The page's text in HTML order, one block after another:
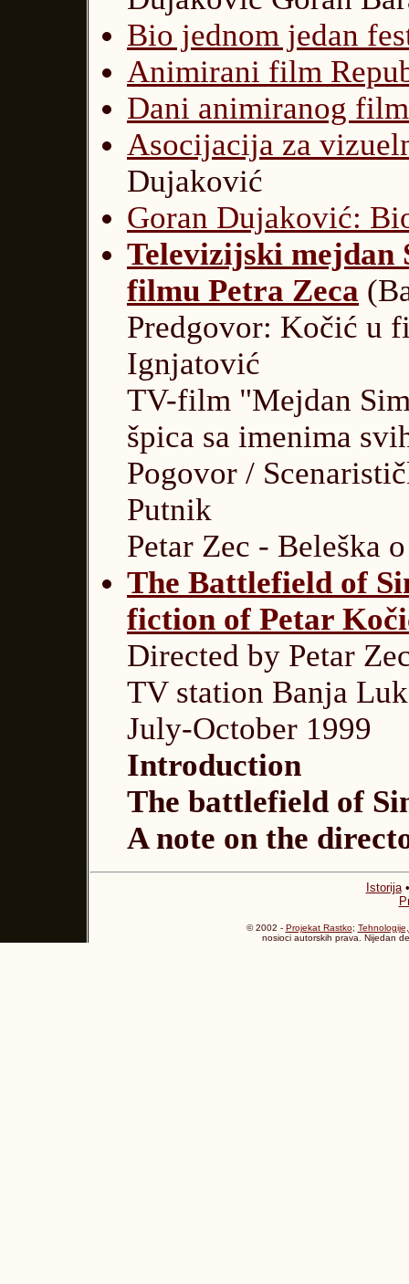
Bio jednom jedan
Animirani film
Dani animiranog
Asocijacija za
Dujaković
Goran Dujaković:
Televizijski mejdan
filmu Petra Zeca
Predgovor: Kočić u
Ignjatović
TV-film "Mejdan
špica sa imenima
Pogovor /
Putnik
Petar Zec - Beleška
The Battlefield of
fiction of Petar
Directed by Petar
TV station Banja
July-October 1999
Introduction
The battlefield of
A note on the
Istorija
© 2002 - Projekat Rastko;
nosioci autorskih prava. Nijedan